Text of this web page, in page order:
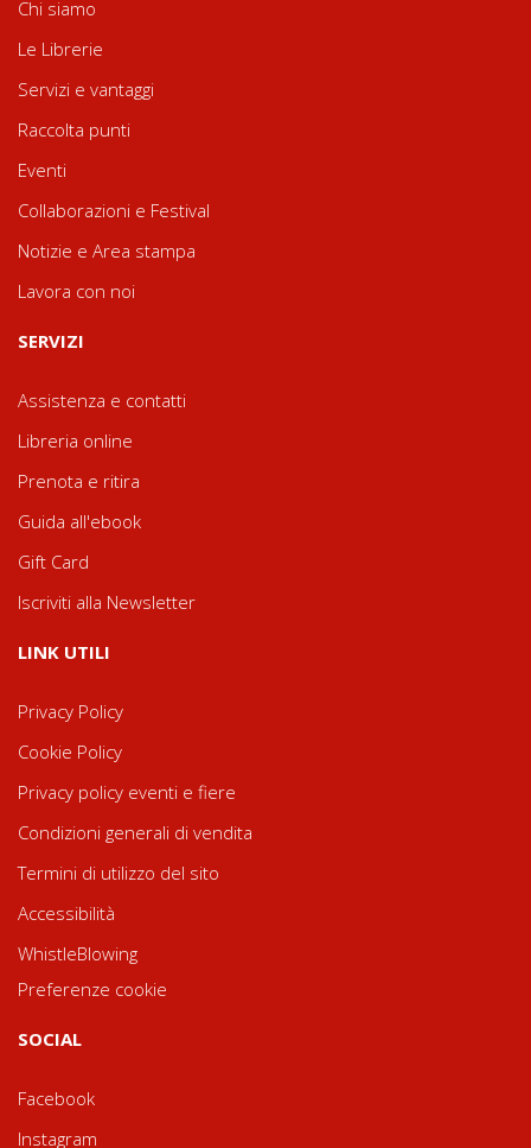
Chi siamo
Le Librerie
Servizi e vantaggi
Raccolta punti
Eventi
Collaborazioni e Festival
Notizie e Area stampa
Lavora con noi
SERVIZI
Assistenza e contatti
Libreria online
Prenota e ritira
Guida all'ebook
Gift Card
Iscriviti alla Newsletter
LINK UTILI
Privacy Policy
Cookie Policy
Privacy policy eventi e fiere
Condizioni generali di vendita
Termini di utilizzo del sito
Accessibilità
WhistleBlowing
Preferenze cookie
SOCIAL
Facebook
Instagram